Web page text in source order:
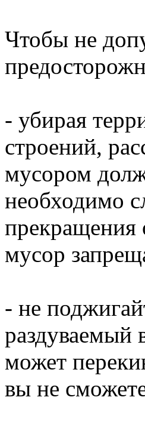
Чтобы не
- убирая
строений,
мусором
необходимо
прекращения
мусор
- не
раздуваемый
может
вы не